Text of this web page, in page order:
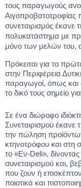
τους παραγωγούς
Αιγοπροβατοτροφίας
συνεταιρισμός έκανε
πολυκατάστημα με
μόνο των μελών
Πρόκειται για το
στην Περιφέρεια
παραγωγοί, όπως και
το δικό τους σημείο
Σε ένα διώροφο
Συνεταιρισμού έκανε
την πώληση
κτηνοτρόφου και στη
το «Εν-Deli»,
συνεταιρισμού και,
που ζουν ή
ποιοτικά και